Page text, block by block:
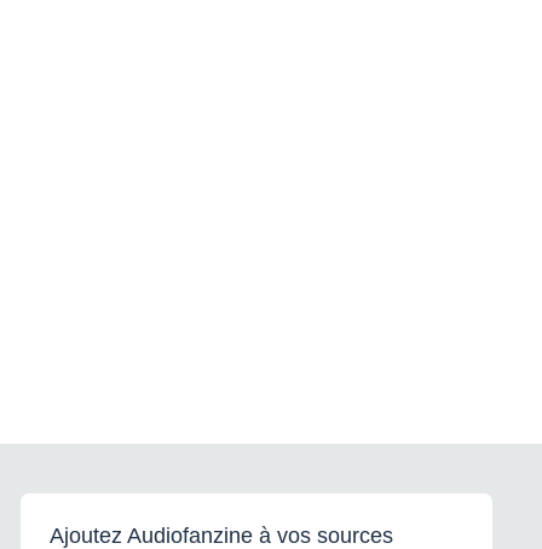
Ajoutez Audiofanzine à vos sources